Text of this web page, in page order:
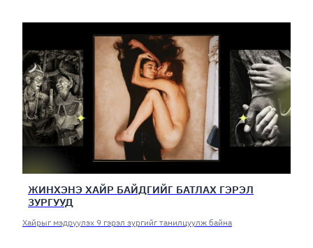
ЖИНХЭНЭ ХАЙР БАЙДГИЙГ БАТЛАХ ГЭРЭЛ
ЗУРГУУД
Хайрыг мэдрүүлэх 9 гэрэл зургийг танилцуулж байна